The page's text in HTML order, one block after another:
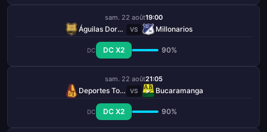
sam. 22 août19:00
Águilas Doradas VS Millonarios
DC DC X2 90%
sam. 22 août21:05
Deportes Tolima VS Bucaramanga
DC DC X2 90%